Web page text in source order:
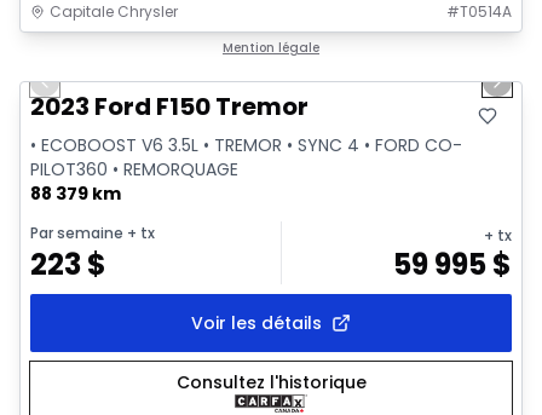
Capitale Chrysler #T0514A
Mention légale
Previous slide Next
2023 Ford F150 Tremor
• ECOBOOST V6 3.5L • TREMOR • SYNC 4 • FORD CO-
PILOT360 • REMORQUAGE
88 379 km
Par semaine + tx
223$
+ tx
59 995$
Voir les détails
Consultez l'historique